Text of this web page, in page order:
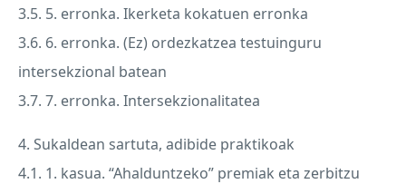
3.5. 5. erronka. Ikerketa kokatuen erronka
3.6. 6. erronka. (Ez) ordezkatzea testuinguru
intersekzional batean
3.7. 7. erronka. Intersekzionalitatea
4. Sukaldean sartuta, adibide praktikoak
4.1. 1. kasua. “Ahalduntzeko” premiak eta zerbitzu